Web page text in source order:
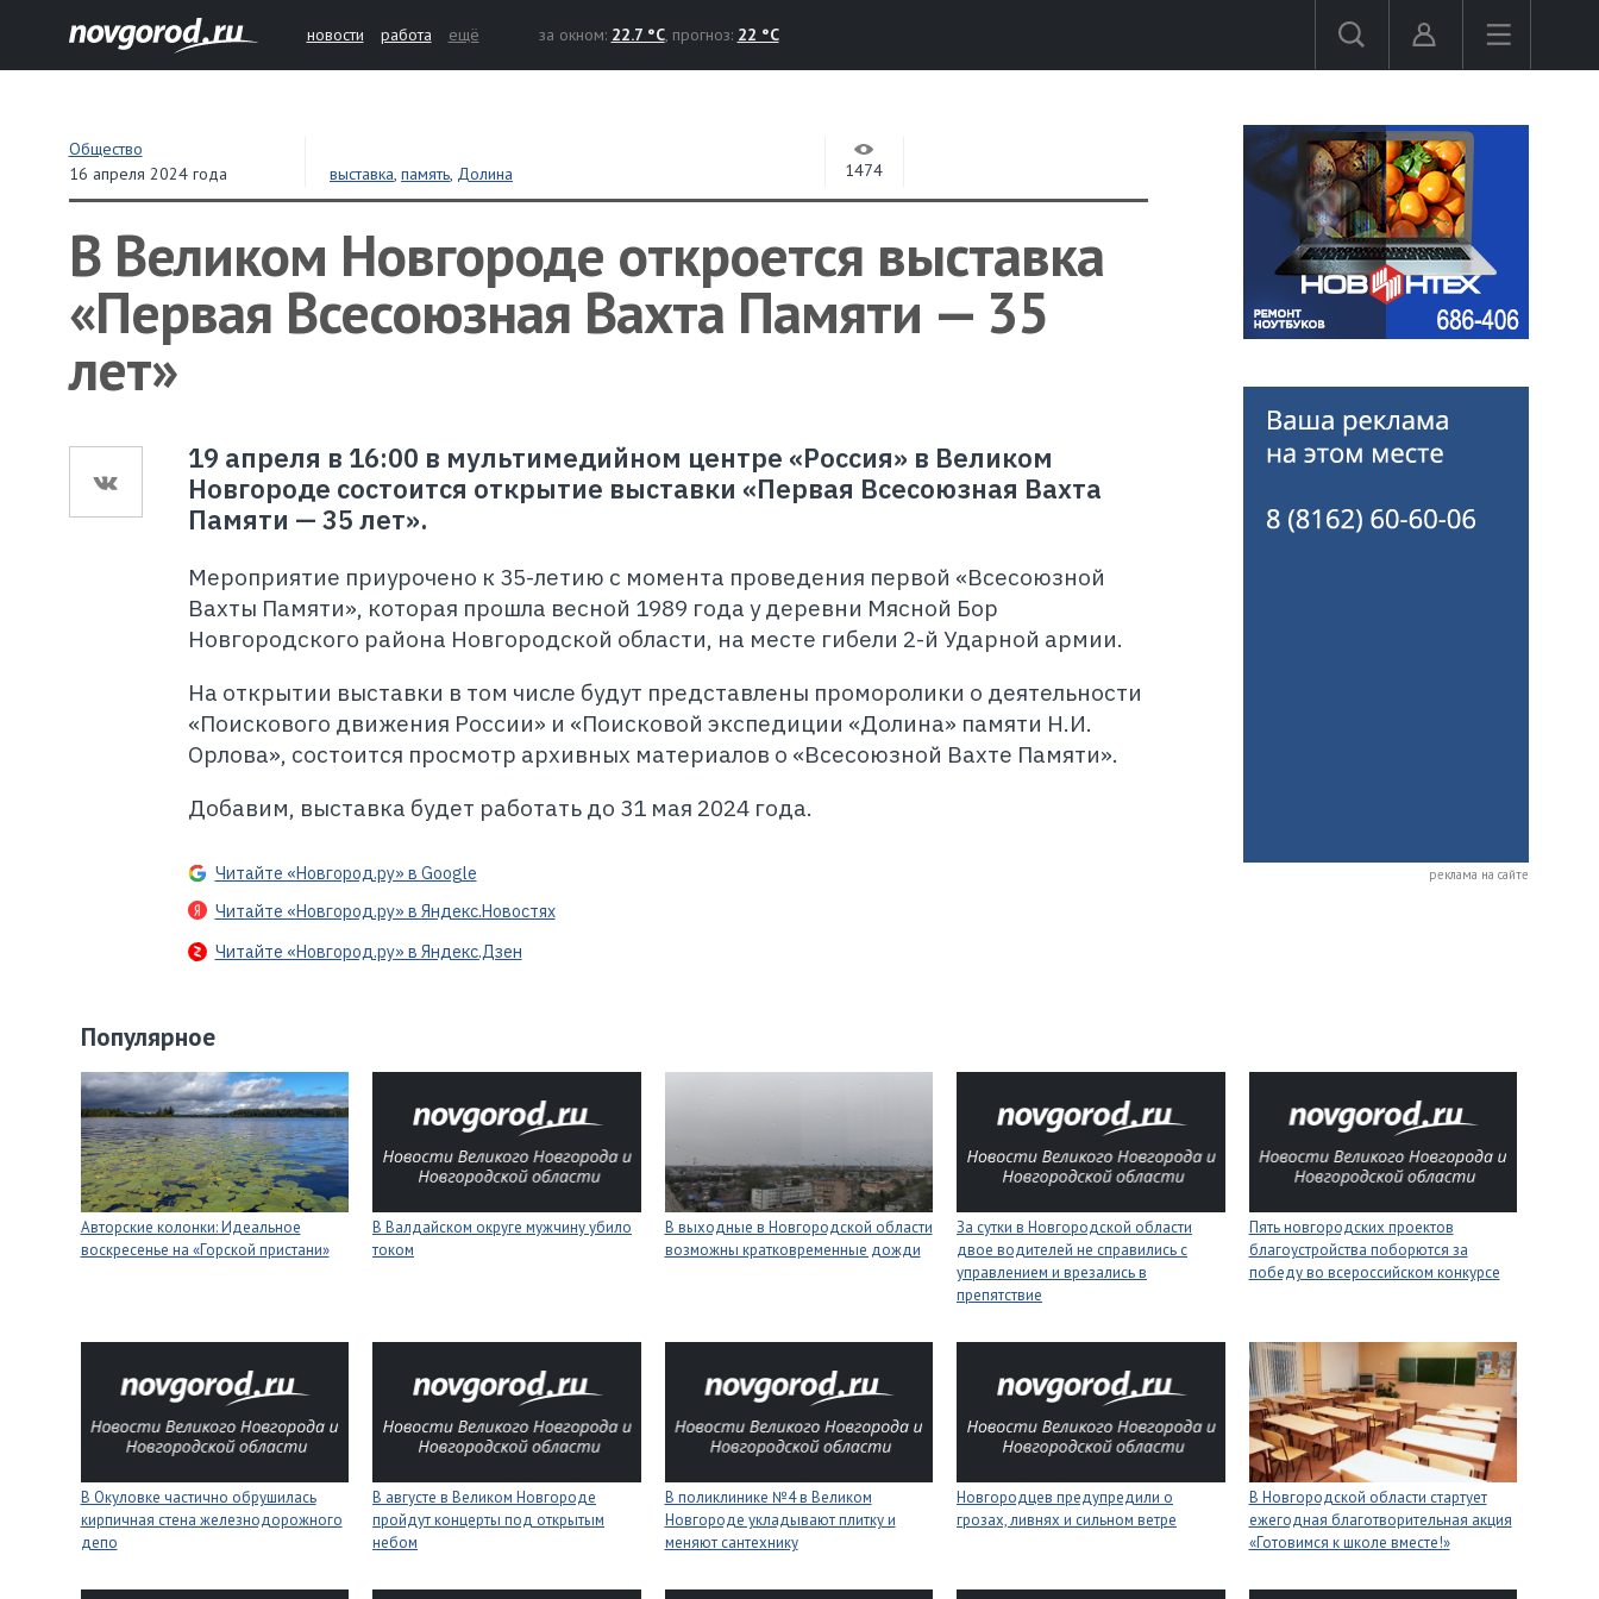
новости работа ещё за окном: 22.7 °C, прогноз: 22 °C
Общество
16 апреля 2024 года
выставка,память, Долина 1474
В Великом Новгороде откроется выставка
«Первая Всесоюзная Вахта Памяти — 35
лет»
19 апреля в 16:00 в мультимедийном центре «Россия» в Великом
Новгороде состоится открытие выставки «Первая Всесоюзная Вахта
Памяти — 35 лет».
Мероприятие приурочено к 35-летию с момента проведения первой «Всесоюзной
Вахты Памяти», которая прошла весной 1989 года у деревни Мясной Бор
Новгородского района Новгородской области, на месте гибели 2-й Ударной армии.
На открытии выставки в том числе будут представлены проморолики о деятельности
«Поискового движения России» и «Поисковой экспедиции «Долина» памяти Н.И.
Орлова», состоится просмотр архивных материалов о «Всесоюзной Вахте Памяти».
Добавим, выставка будет работать до 31 мая 2024 года.
Читайте «Новгород.ру» в Google
Читайте «Новгород.ру» в Яндекс.Новостях
Читайте «Новгород.ру» в Яндекс.Дзен
реклама на сайте
Популярное
Авторские колонки: Идеальное
воскресенье на «Горской пристани»
В Валдайском округе мужчину убило
током
В выходные в Новгородской области
возможны кратковременные дожди
За сутки в Новгородской области
двое водителей не справились с
управлением и врезались в
препятствие
Пять новгородских проектов
благоустройства поборются за
победу во всероссийском конкурсе
В Окуловке частично обрушилась
кирпичная стена железнодорожного
депо
В августе в Великом Новгороде
пройдут концерты под открытым
небом
В поликлинике №4 в Великом
Новгороде укладывают плитку и
меняют сантехнику
Новгородцев предупредили о
грозах, ливнях и сильном ветре
В Новгородской области стартует
ежегодная благотворительная акция
«Готовимся к школе вместе!»